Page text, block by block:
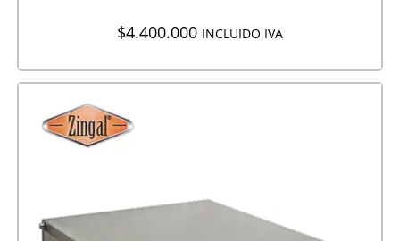
$4.400.000 INCLUIDO IVA